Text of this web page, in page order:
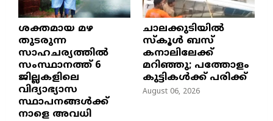
ശക്തമായ മഴ
തുടരുന്ന
സാഹചര്യത്തിൽ
സംസ്ഥാനത്ത് 6
ജില്ലകളിലെ
വിദ്യാഭ്യാസ
സ്ഥാപനങ്ങൾക്ക്
നാളെ അവധി
ചാലക്കുടിയിൽ
സ്കൂൾ ബസ്
കനാലിലേക്ക്
മറിഞ്ഞു; പത്തോളം
കുട്ടികൾക്ക് പരിക്ക്
August 06, 2026